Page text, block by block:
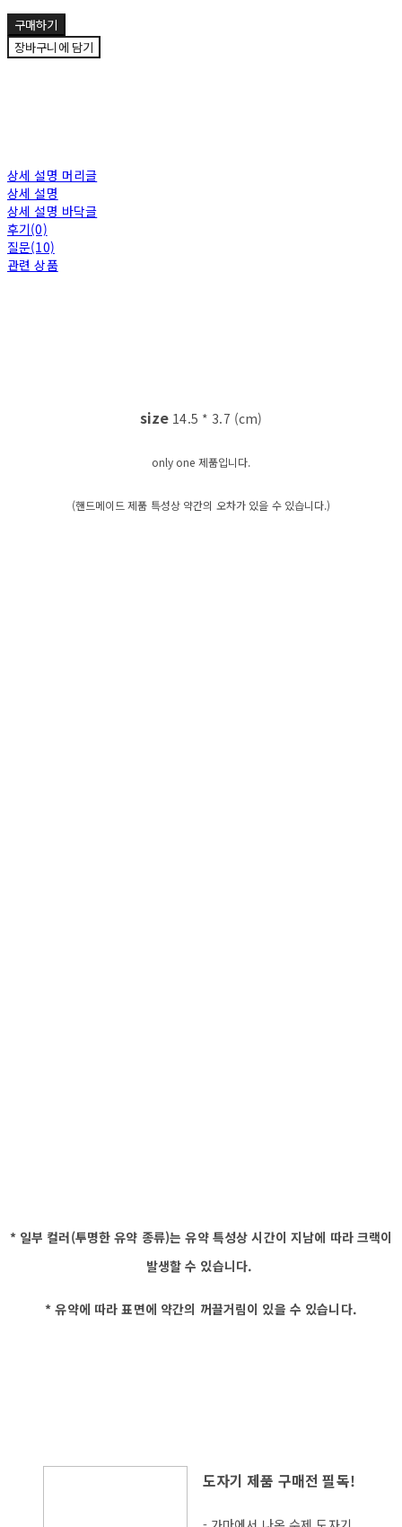
구매하기
장바구니에 담기
상세 설명 머리글
상세 설명
상세 설명 바닥글
후기(0)
질문(10)
관련 상품
size 14.5 * 3.7 (cm)
only one 제품입니다.
(핸드메이드 제품 특성상 약간의 오차가 있을 수 있습니다.)
* 일부 컬러(투명한 유약 종류)는 유약 특성상 시간이 지남에 따라 크랙이
발생할 수 있습니다.
* 유약에 따라 표면에 약간의 꺼끌거림이 있을 수 있습니다.
도자기 제품 구매전 필독!